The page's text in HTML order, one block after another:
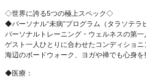
◇世界に誇る5つの極上スペック◇
◆パーソナル“未病”プログラム（タラソテラ
パーソナルトレーニング・ウェルネスの第
ゲスト一人ひとりに合わせたコンディショニ
海辺のボードウォーク、ヨガや禅でも心身を
◆医療：